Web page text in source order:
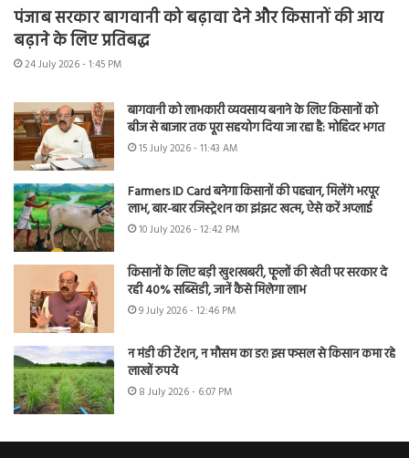
पंजाब सरकार बागवानी को बढ़ावा देने और किसानों की आय
बढ़ाने के लिए प्रतिबद्ध
24 July 2026 - 1:45 PM
बागवानी को लाभकारी व्यवसाय बनाने के लिए किसानों को
बीज से बाजार तक पूरा सहयोग दिया जा रहा है: मोहिंदर भगत
15 July 2026 - 11:43 AM
Farmers ID Card बनेगा किसानों की पहचान, मिलेंगे भरपूर
लाभ, बार-बार रजिस्ट्रेशन का झंझट खत्म, ऐसे करें अप्लाई
10 July 2026 - 12:42 PM
किसानों के लिए बड़ी खुशखबरी, फूलों की खेती पर सरकार दे
रही 40% सब्सिडी, जानें कैसे मिलेगा लाभ
9 July 2026 - 12:46 PM
न मंडी की टेंशन, न मौसम का डर! इस फसल से किसान कमा रहे
लाखों रुपये
8 July 2026 - 6:07 PM